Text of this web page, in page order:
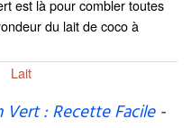
est là pour combler toutes
du lait de coco à
Lait
: Recette Facile-